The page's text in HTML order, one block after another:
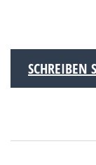
SCHREIBEN